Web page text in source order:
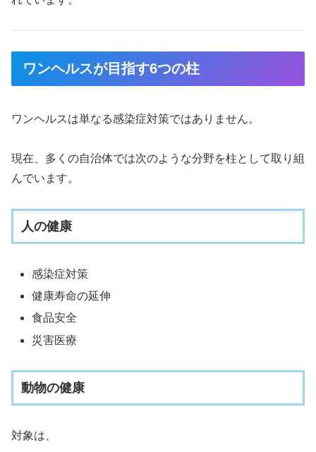
ワンヘルスが目指す6つの柱
ワンヘルスは単なる感染症対策ではありません。
現在、多くの自治体では次のような分野を柱として取り組
んでいます。
人の健康
感染症対策
健康寿命の延伸
食品安全
災害医療
動物の健康
対象は、